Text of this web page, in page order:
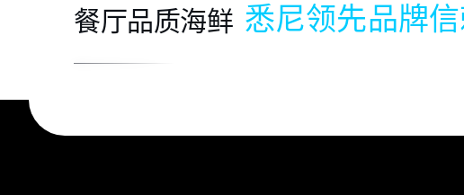
餐厅品质海鲜 悉尼领先品牌
寿司中心